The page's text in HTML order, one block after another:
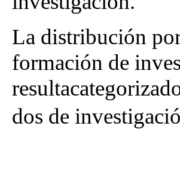
La distribución
formación de
dos de